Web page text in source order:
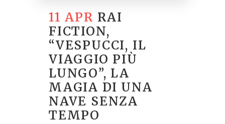
11 APR RAI
FICTION,
“VESPUCCI, IL
VIAGGIO PIÙ
LUNGO”, LA
MAGIA DI UNA
NAVE SENZA
TEMPO